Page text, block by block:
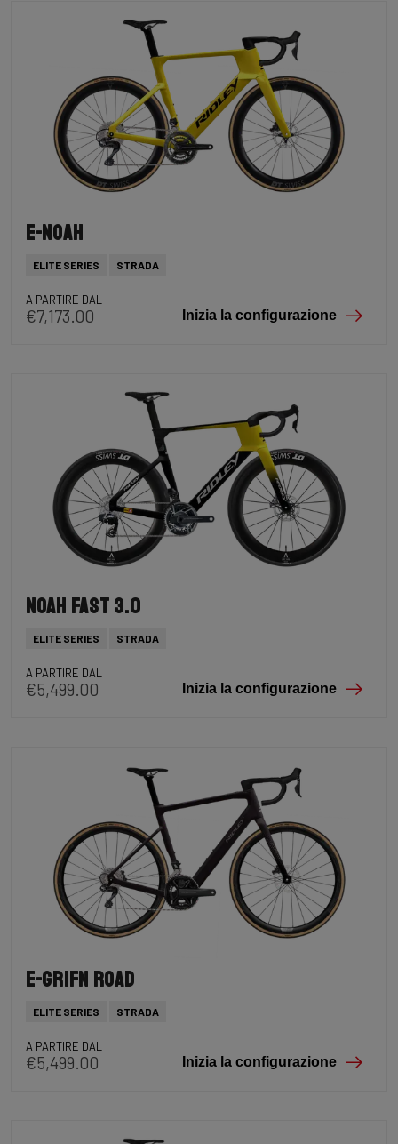
E-Noah
ELITE SERIES STRADA
A PARTIRE DAL
€7,173.00 Inizia la configurazione
Noah Fast 3.0
ELITE SERIES STRADA
A PARTIRE DAL
€5,499.00 Inizia la configurazione
E-Grifn Road
ELITE SERIES STRADA
A PARTIRE DAL
€5,499.00 Inizia la configurazione